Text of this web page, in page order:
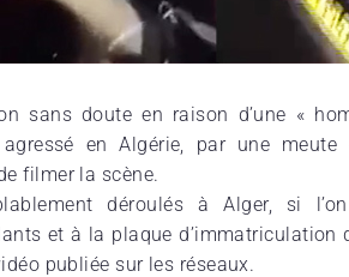
sans doute en raison d’une «
en Algérie, par une meute
filmer la scène.
déroulés à Alger, si
et à la plaque d’immatriculation
publiée sur les réseaux.